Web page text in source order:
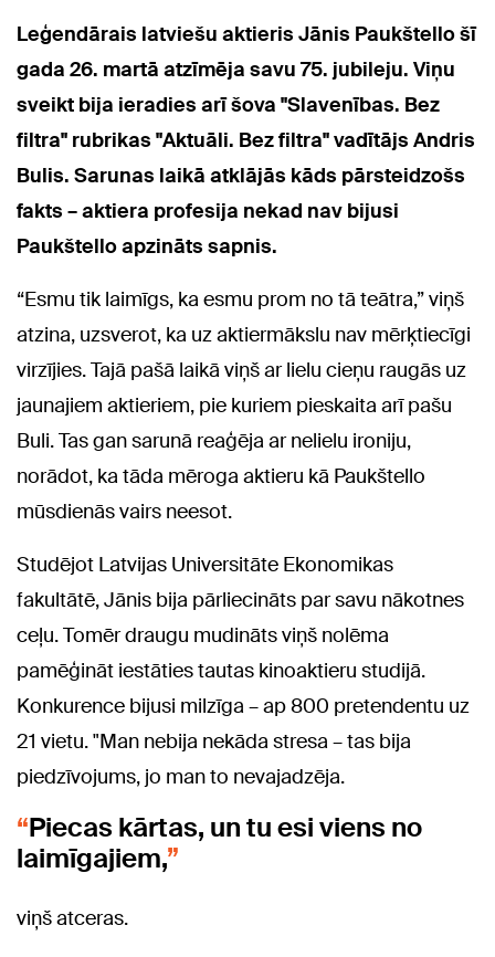
Leģendārais latviešu aktieris Jānis Paukštello šī
gada 26. martā atzīmēja savu 75. jubileju. Viņu
sveikt bija ieradies arī šova "Slavenības. Bez
filtra" rubrikas "Aktuāli. Bez filtra" vadītājs Andris
Bulis. Sarunas laikā atklājās kāds pārsteidzošs
fakts – aktiera profesija nekad nav bijusi
Paukštello apzināts sapnis.
“Esmu tik laimīgs, ka esmu prom no tā teātra,” viņš
atzina, uzsverot, ka uz aktiermākslu nav mērķtiecīgi
virzījies. Tajā pašā laikā viņš ar lielu cieņu raugās uz
jaunajiem aktieriem, pie kuriem pieskaita arī pašu
Buli. Tas gan sarunā reaģēja ar nelielu ironiju,
norādot, ka tāda mēroga aktieru kā Paukštello
mūsdienās vairs neesot.
Studējot Latvijas Universitāte Ekonomikas
fakultātē, Jānis bija pārliecināts par savu nākotnes
ceļu. Tomēr draugu mudināts viņš nolēma
pamēģināt iestāties tautas kinoaktieru studijā.
Konkurence bijusi milzīga – ap 800 pretendentu uz
21 vietu. "Man nebija nekāda stresa – tas bija
piedzīvojums, jo man to nevajadzēja.
Piecas kārtas, un tu esi viens no
laimīgajiem,
viņš atceras.